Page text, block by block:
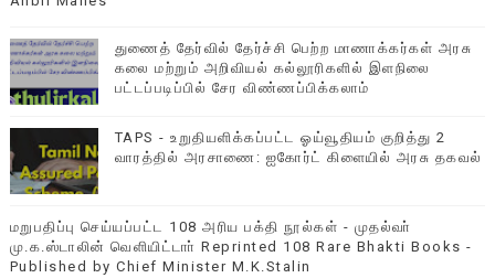
துணைத் தேர்வில் தேர்ச்சி பெற்ற மாணாக்கர்கள் அரசு
கலை மற்றும் அறிவியல் கல்லூரிகளில் இளநிலை
பட்டப்படிப்பில் சேர விண்ணப்பிக்கலாம்
TAPS - உறுதியளிக்கப்பட்ட ஓய்வூதியம் குறித்து 2
வாரத்தில் அரசாணை: ஐகோர்ட் கிளையில் அரசு தகவல்
மறுபதிப்பு செய்யப்பட்ட 108 அரிய பக்தி நூல்கள் - முதல்வா்
மு.க.ஸ்டாலின் வெளியிட்டாா் Reprinted 108 Rare Bhakti Books -
Published by Chief Minister M.K.Stalin